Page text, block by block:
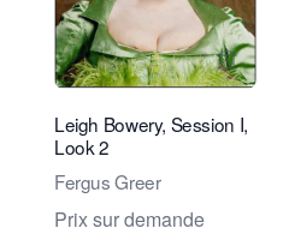
page vendeur de EduardVoir la
Leigh Bowery, Session I,
Look 2
Fergus Greer
Prix sur demande